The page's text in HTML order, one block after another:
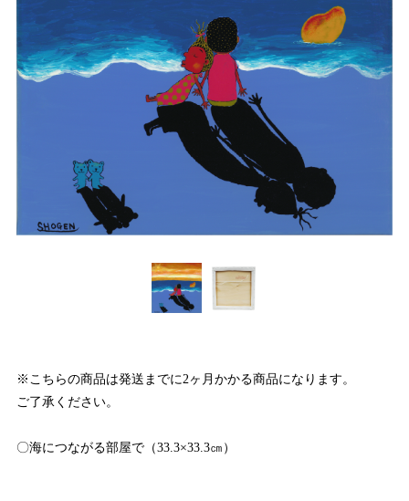
※こちらの商品は発送までに2ヶ月かかる商品になります。
ご了承ください。
〇海につながる部屋で（33.3×33.3㎝）